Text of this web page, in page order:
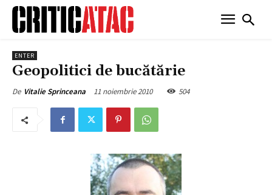
ENTER
Geopolitici de bucătărie
De Vitalie Sprinceana 11 noiembrie 2010 504